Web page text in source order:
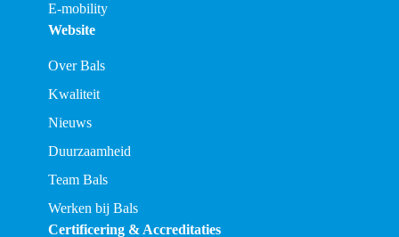
E-mobility
Website
Over Bals
Kwaliteit
Nieuws
Duurzaamheid
Team Bals
Werken bij Bals
Certificering & Accreditaties